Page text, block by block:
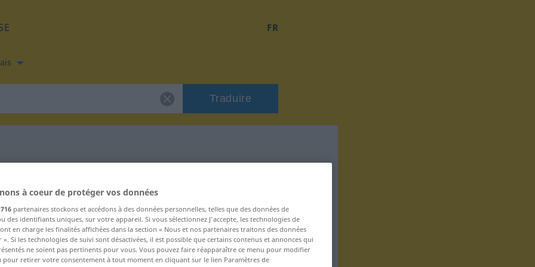
FR
Traduire
de "obig"
à coeur de protéger vos données
716 partenaires stockons et accédons à des données personnelles, telles que des données de
des identifiants uniques, sur votre appareil. Si vous sélectionnez J'accepte, les technologies de
en charge les finalités affichées dans la section « Nous et nos partenaires traitons des données
Si les technologies de suivi sont désactivées, il est possible que certains contenus et annonces qui
ne soient pas pertinents pour vous. Vous pouvez faire réapparaître ce menu pour modifier
pour retirer votre consentement à tout moment en cliquant sur le lien Paramètres de